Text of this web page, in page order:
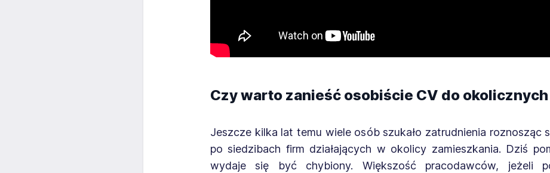
Czy warto zanieść osobiście CV do
Jeszcze kilka lat temu wiele osób szukało zatrudnienia roznosząc
po siedzibach firm działających w okolicy zamieszkania. Dziś
wydaje się być chybiony. Większość pracodawców, jeżeli